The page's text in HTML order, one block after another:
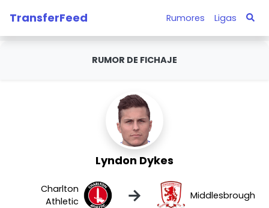
TransferFeed Rumores Ligas
RUMOR DE FICHAJE
Lyndon Dykes
Charlton
Athletic
→ Middlesbrough